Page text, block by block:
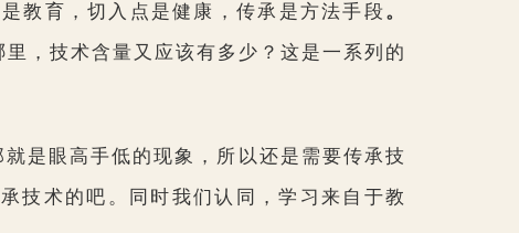
教育，切入点是健康，传承是方法手段。
，技术含量又应该有多少？这是一系列的
是眼高手低的现象，所以还是需要传承技
技术的吧。同时我们认同，学习来自于教